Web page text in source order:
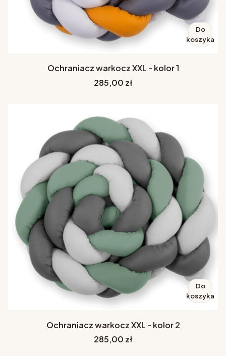
Do
koszyka
Ochraniacz warkocz XXL - kolor 1
Cena
285,00 zł
Do
koszyka
Ochraniacz warkocz XXL - kolor 2
Cena
285,00 zł